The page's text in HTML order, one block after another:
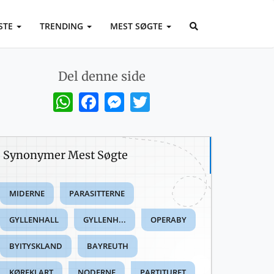
TRENDING MEST SØGTE
Del denne side
WhatsAppFacebookMessenger
Synonymer Mest Søgte
MIDERNE PARASITTERNE
GYLLENHALL GYLLENH... OPERABY
BYITYSKLAND BAYREUTH